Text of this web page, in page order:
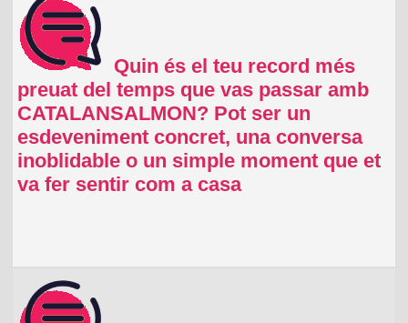
Quin és el teu record més
preuat del temps que vas passar amb
CATALANSALMON? Pot ser un
esdeveniment concret, una conversa
inoblidable o un simple moment que et
va fer sentir com a casa